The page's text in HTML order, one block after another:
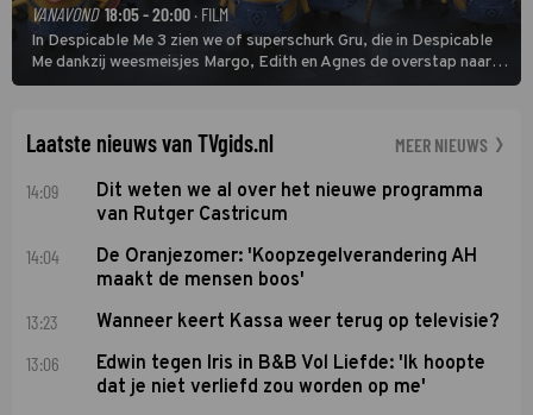
VANAVOND 18:05 - 20:00· FILM
In Despicable Me 3 zien we of superschurk Gru, die in Despicable
Me dankzij weesmeisjes Margo, Edith en Agnes de overstap naar
het rechte pad maakte, ook op dat pad weet te blijven.
Laatste nieuws van TVgids.nl MEER NIEUWS
14:09
Dit weten we al over het nieuwe programma
van Rutger Castricum
14:04
De Oranjezomer: 'Koopzegelverandering AH
maakt de mensen boos'
13:23 Wanneer keert Kassa weer terug op televisie?
13:06
Edwin tegen Iris in B&B Vol Liefde: 'Ik hoopte
dat je niet verliefd zou worden op me'